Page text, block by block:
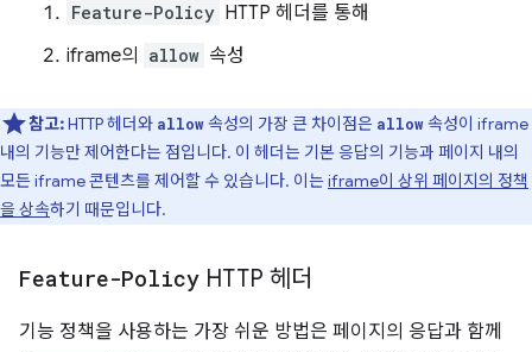
Feature-Policy HTTP 헤더를 통해
iframe의
allow 속성
참고:HTTP 헤더와 allow속성의 가장 큰 차이점은 allow속성이 iframe
내의 기능만 제어한다는 점입니다. 이 헤더는 기본 응답의 기능과 페이지 내의
모든 iframe 콘텐츠를 제어할 수 있습니다. 이는iframe이 상위 페이지의 정책
을 상속하기 때문입니다.
Feature-Policy HTTP 헤더
기능 정책을 사용하는 가장 쉬운 방법은 페이지의 응답과 함께